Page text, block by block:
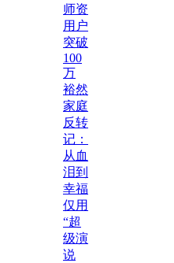
师资
用户
突破
100
万
裕然
家庭
反转
记：
从血
泪到
幸福
仅用
“超
级演
说